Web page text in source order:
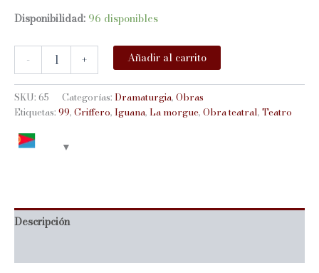
Disponibilidad: 96 disponibles
-
morgue
*
La
de
Alessandra
+ Añadir al carrito
SKU: 65 Categorías: Dramaturgia, Obras
Etiquetas: 99, Griffero, Iguana, La morgue, Obra teatral, Teatro
Descripción